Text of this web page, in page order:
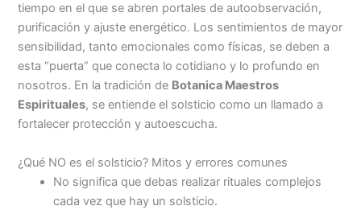
tiempo en el que se abren portales de autoobservación,
purificación y ajuste energético. Los sentimientos de mayor
sensibilidad, tanto emocionales como físicas, se deben a
esta “puerta” que conecta lo cotidiano y lo profundo en
nosotros. En la tradición de Botanica Maestros
Espirituales, se entiende el solsticio como un llamado a
fortalecer protección y autoescucha.
¿Qué NO es el solsticio? Mitos y errores comunes
No significa que debas realizar rituales complejos
cada vez que hay un solsticio.